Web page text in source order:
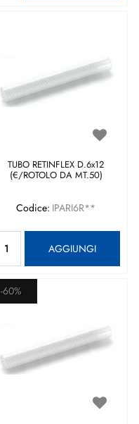
TUBO RETINFLEX D.6x12
(€/ROTOLO DA MT.50)
Codice: IPARI6R**
AGGIUNGI
-60%